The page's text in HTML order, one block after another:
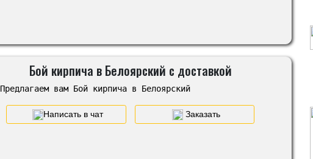
Бой кирпича в Белоярский с доставкой
Предлагаем вам Бой кирпича в Белоярский
Написать в чат Заказать